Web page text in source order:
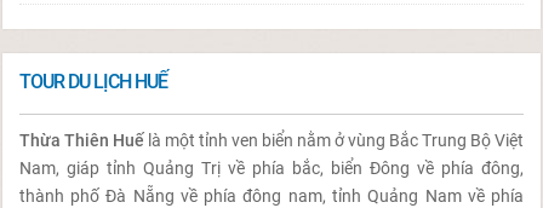
TOUR DU LỊCH HUẾ
Thừa Thiên Huếlà một tỉnh ven biển nằm ở vùng Bắc Trung Bộ Việt
Nam, giáp tỉnh Quảng Trị về phía bắc, biển Đông về phía đông,
thành phố Đà Nẵng về phía đông nam, tỉnh Quảng Nam về phía